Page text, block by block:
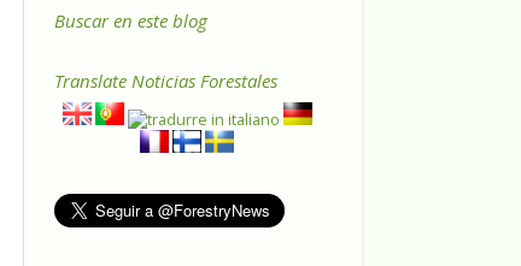
Buscar en este blog
Translate Noticias Forestales